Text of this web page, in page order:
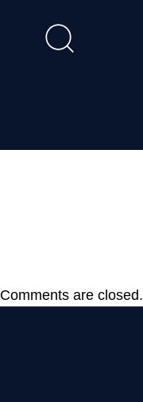
Comments are closed.